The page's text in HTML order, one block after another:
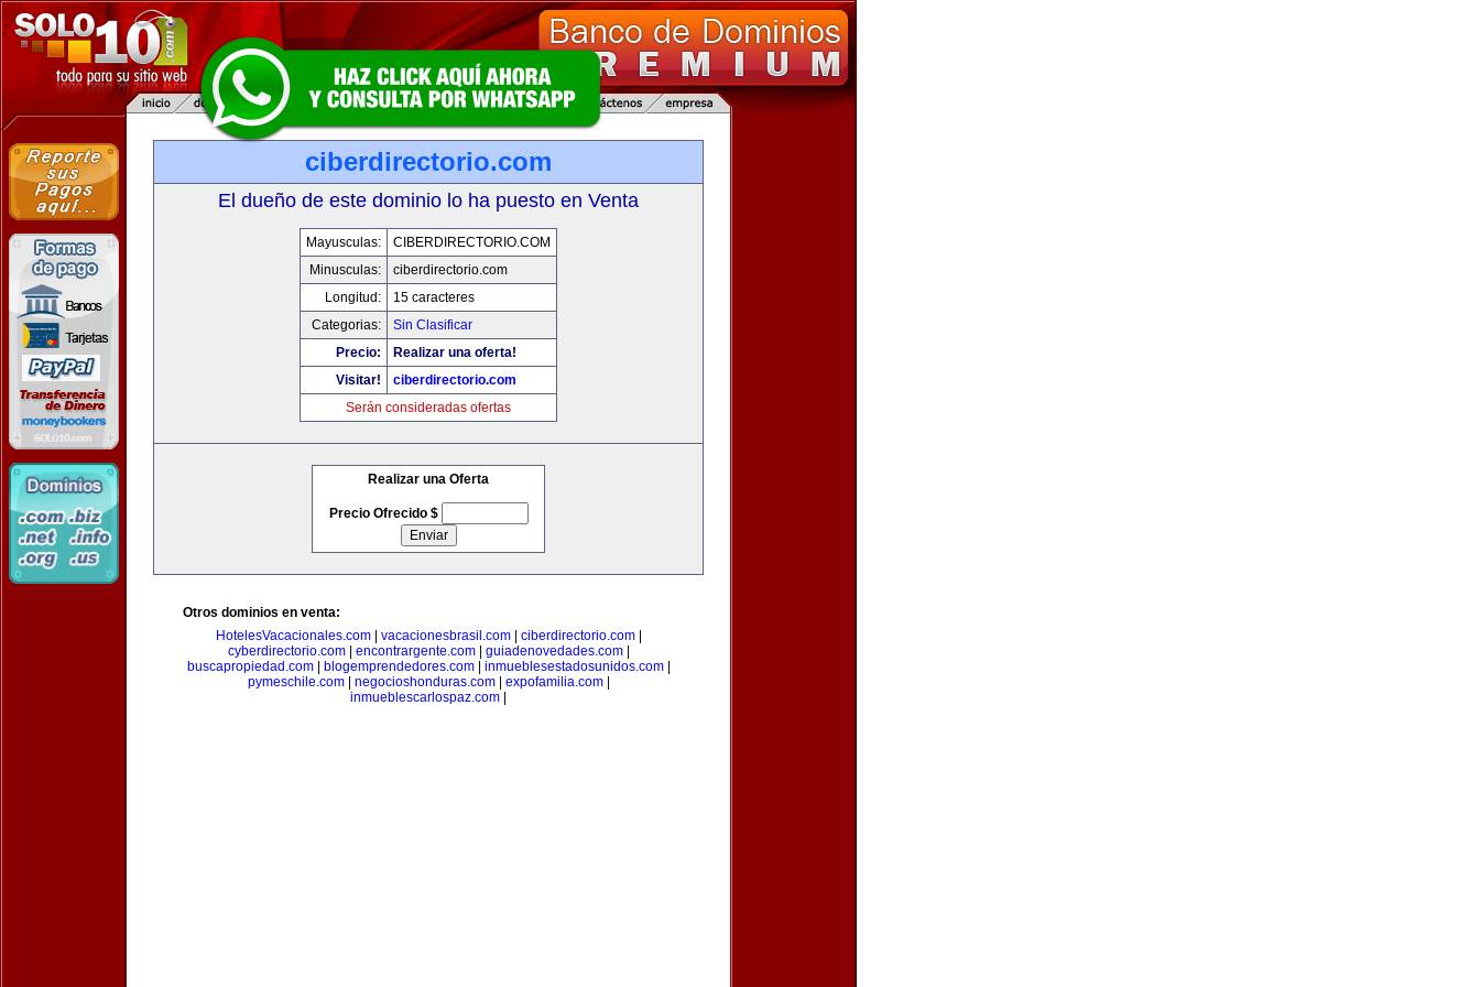
ciberdirectorio.com
El dueño de este dominio lo ha puesto en Venta
Mayusculas:
CIBERDIRECTORIO.COM
Minusculas:
ciberdirectorio.com
Longitud:
15 caracteres
Categorias:
Sin Clasificar
Precio:
Realizar una oferta!
Visitar!
ciberdirectorio.com
Serán consideradas ofertas
Realizar una Oferta
Precio Ofrecido $
Otros dominios en venta:
HotelesVacacionales.com| vacacionesbrasil.com| ciberdirectorio.com|
cyberdirectorio.com| encontrargente.com| guiadenovedades.com|
buscapropiedad.com| blogemprendedores.com| inmueblesestadosunidos.com|
pymeschile.com| negocioshonduras.com| expofamilia.com|
inmueblescarlospaz.com